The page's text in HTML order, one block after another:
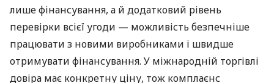
лише фінансування, а й додатковий рівень
перевірки всієї угоди — можливість безпечніше
працювати з новими виробниками і швидше
отримувати фінансування. У міжнародній торгівлі
довіра має конкретну ціну, тож комплаєнс